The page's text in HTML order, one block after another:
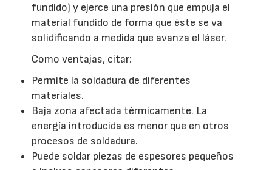
fundido) y ejerce una presión que empuja el
material fundido de forma que éste se va
solidificando a medida que avanza el láser.
Como ventajas, citar:
Permite la soldadura de diferentes
materiales.
Baja zona afectada térmicamente. La
energía introducida es menor que en otros
procesos de soldadura.
Puede soldar piezas de espesores pequeños